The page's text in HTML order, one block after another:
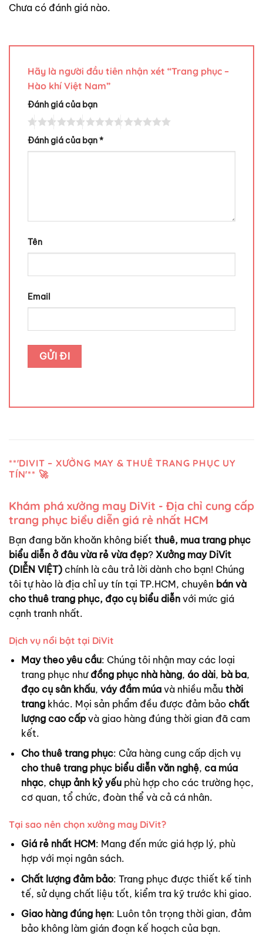
Chưa có đánh giá nào.
Hãy là người đầu tiên nhận xét “Trang phục –
Hào khí Việt Nam”
Đánh giá của bạn
Đánh giá của bạn*
Tên
Email
**'DIVIT – XƯỞNG MAY & THUÊ TRANG PHỤC UY
TÍN'** 🚀
Khám phá xưởng may DiVit - Địa chỉ cung cấp
trang phục biểu diễn giá rẻ nhất HCM
Bạn đang băn khoăn không biết thuê, mua trang phục
biểu diễn ở đâu vừa rẻ vừa đẹp? Xưởng may DiVit
(DIỄN VIỆT) chính là câu trả lời dành cho bạn! Chúng
tôi tự hào là địa chỉ uy tín tại TP.HCM, chuyên bán và
cho thuê trang phục, đạo cụ biểu diễn với mức giá
cạnh tranh nhất.
Dịch vụ nổi bật tại DiVit
May theo yêu cầu: Chúng tôi nhận may các loại
trang phục như đồng phục nhà hàng, áo dài, bà ba,
đạo cụ sân khấu, váy đầm múavà nhiều mẫu thời
trangkhác. Mọi sản phẩm đều được đảm bảo chất
lượng cao cấpvà giao hàng đúng thời gian đã cam
kết.
Cho thuê trang phục: Cửa hàng cung cấp dịch vụ
cho thuê trang phục biểu diễn văn nghệ, ca múa
nhạc, chụp ảnh kỷ yếuphù hợp cho các trường học,
cơ quan, tổ chức, đoàn thể và cả cá nhân.
Tại sao nên chọn xưởng may DiVit?
Giá rẻ nhất HCM: Mang đến mức giá hợp lý, phù
hợp với mọi ngân sách.
Chất lượng đảm bảo: Trang phục được thiết kế tinh
tế, sử dụng chất liệu tốt, kiểm tra kỹ trước khi giao.
Giao hàng đúng hẹn: Luôn tôn trọng thời gian, đảm
bảo không làm gián đoạn kế hoạch của bạn.